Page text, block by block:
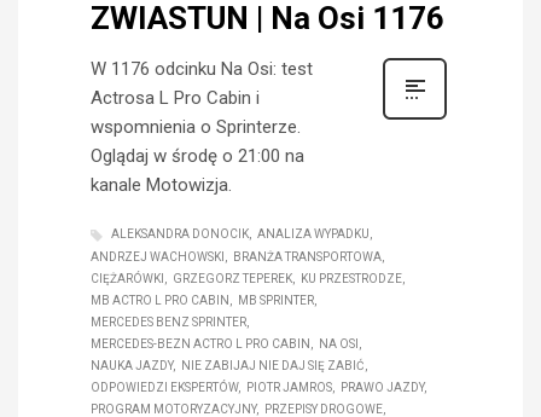
ZWIASTUN | Na Osi 1176
W 1176 odcinku Na Osi: test
Actrosa L Pro Cabin i
wspomnienia o Sprinterze.
Oglądaj w środę o 21:00 na
kanale Motowizja.
ALEKSANDRA DONOCIK
ANALIZA WYPADKU
ANDRZEJ WACHOWSKI
BRANŻA TRANSPORTOWA
CIĘŻARÓWKI
GRZEGORZ TEPEREK
KU PRZESTRODZE
MB ACTRO L PRO CABIN
MB SPRINTER
MERCEDES BENZ SPRINTER
MERCEDES-BEZN ACTRO L PRO CABIN
NA OSI
NAUKA JAZDY
NIE ZABIJAJ NIE DAJ SIĘ ZABIĆ
ODPOWIEDZI EKSPERTÓW
PIOTR JAMROS
PRAWO JAZDY
PROGRAM MOTORYZACYJNY
PRZEPISY DROGOWE